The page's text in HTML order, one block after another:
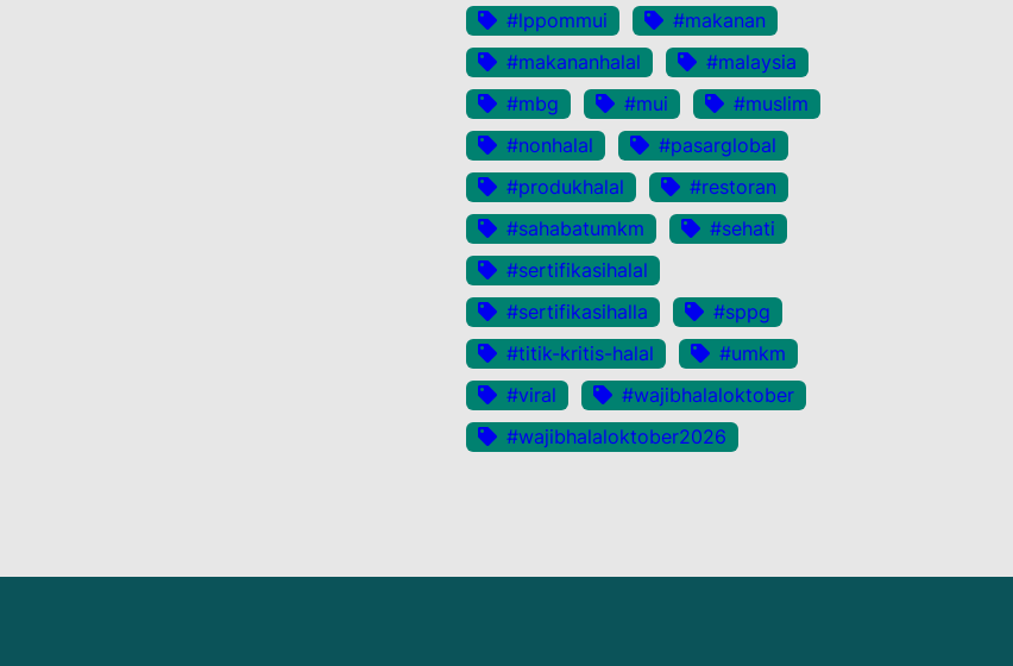
#lppommui
#makanan
#makananhalal
#malaysia
#mbg
#mui
#muslim
#nonhalal
#pasarglobal
#produkhalal
#restoran
#sahabatumkm
#sehati
#sertifikasihalal
#sertifikasihalla
#sppg
#titik-kritis-halal
#umkm
#viral
#wajibhalaloktober
#wajibhalaloktober2026